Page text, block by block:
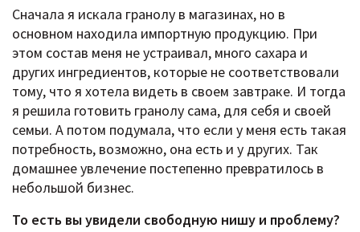
Сначала я искала гранолу в магазинах, но в
основном находила импортную продукцию. При
этом состав меня не устраивал, много сахара и
других ингредиентов, которые не соответствовали
тому, что я хотела видеть в своем завтраке. И тогда
я решила готовить гранолу сама, для себя и своей
семьи. А потом подумала, что если у меня есть такая
потребность, возможно, она есть и у других. Так
домашнее увлечение постепенно превратилось в
небольшой бизнес.
То есть вы увидели свободную нишу и проблему?